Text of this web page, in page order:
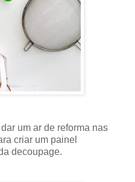
um ar de reforma nas
criar um painel
decoupage.